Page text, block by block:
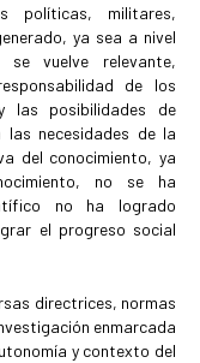
políticas, militares,
ya sea a nivel
se vuelve relevante,
de los
las posibilidades de
las necesidades de la
del conocimiento, ya
no se ha
no ha logrado
el progreso social
directrices, normas
enmarcada
y contexto del